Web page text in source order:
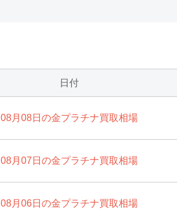
日付
08月08日の金プラチナ買取相場
08月07日の金プラチナ買取相場
08月06日の金プラチナ買取相場